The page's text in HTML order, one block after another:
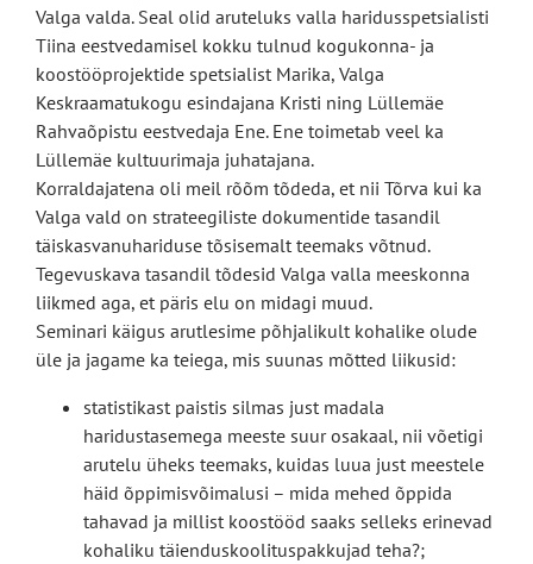
Valga valda. Seal olid aruteluks valla haridusspetsialisti
Tiina eestvedamisel kokku tulnud kogukonna- ja
koostööprojektide spetsialist Marika, Valga
Keskraamatukogu esindajana Kristi ning Lüllemäe
Rahvaõpistu eestvedaja Ene. Ene toimetab veel ka
Lüllemäe kultuurimaja juhatajana.
Korraldajatena oli meil rõõm tõdeda, et nii Tõrva kui ka
Valga vald on strateegiliste dokumentide tasandil
täiskasvanuhariduse tõsisemalt teemaks võtnud.
Tegevuskava tasandil tõdesid Valga valla meeskonna
liikmed aga, et päris elu on midagi muud.
Seminari käigus arutlesime põhjalikult kohalike olude
üle ja jagame ka teiega, mis suunas mõtted liikusid:
statistikast paistis silmas just madala
haridustasemega meeste suur osakaal, nii võetigi
arutelu üheks teemaks, kuidas luua just meestele
häid õppimisvõimalusi – mida mehed õppida
tahavad ja millist koostööd saaks selleks erinevad
kohaliku täienduskoolituspakkujad teha?;